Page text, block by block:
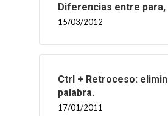
Diferencias entre para,
15/03/2012
Ctrl + Retroceso:
palabra.
17/01/2011